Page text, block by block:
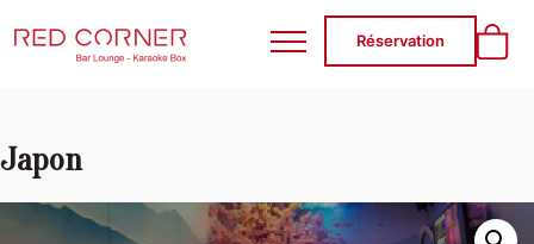
RED CORNER
Réservation
Japon